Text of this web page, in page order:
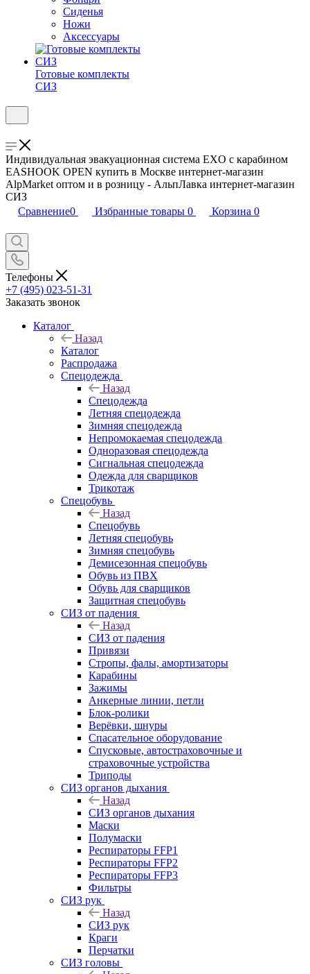
Сиденья
Ножи
Аксессуары
Готовые комплекты
СИЗ
Индивидуальная эвакуационная система EXO с карабином
EASHOOK OPEN купить в Москве интернет-магазин
AlpMarket оптом и в розницу - АльпЛавка интернет-магазин
СИЗ
Сравнение0 Избранные товары 0 Корзина 0
Телефоны
+7 (495) 023-51-31
Заказать звонок
Каталог
Назад
Каталог
Распродажа
Спецодежда
Назад
Спецодежда
Летняя спецодежда
Зимняя спецодежда
Непромокаемая спецодежда
Одноразовая спецодежда
Сигнальная спецодежда
Одежда для сварщиков
Трикотаж
Спецобувь
Назад
Спецобувь
Летняя спецобувь
Зимняя спецобувь
Демисезонная спецобувь
Обувь из ПВХ
Обувь для сварщиков
Защитная спецобувь
СИЗ от падения
Назад
СИЗ от падения
Привязи
Стропы, фалы, амортизаторы
Карабины
Зажимы
Анкерные линии, петли
Блок-ролики
Верёвки, шнуры
Спасательное оборудование
Спусковые, автостраховочные и
страховочные устройства
Триподы
СИЗ органов дыхания
Назад
СИЗ органов дыхания
Маски
Полумаски
Респираторы FFP1
Респираторы FFP2
Респираторы FFP3
Фильтры
СИЗ рук
Назад
СИЗ рук
Краги
Перчатки
СИЗ головы